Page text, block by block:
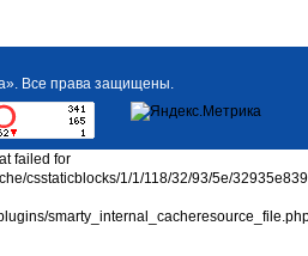
Все права защищены.
failed for
csstaticblocks/1/1/118/32/93/5e/